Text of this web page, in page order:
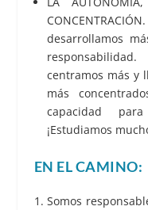
desarrollamos
centramos más y
más
capacidad
¡Estudiamos
EN EL CAMINO:
Somos